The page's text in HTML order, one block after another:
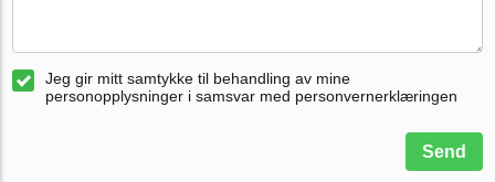
Jeg gir mitt samtykke til behandling av mine
personopplysninger i samsvar med personvernerklæringen
Send